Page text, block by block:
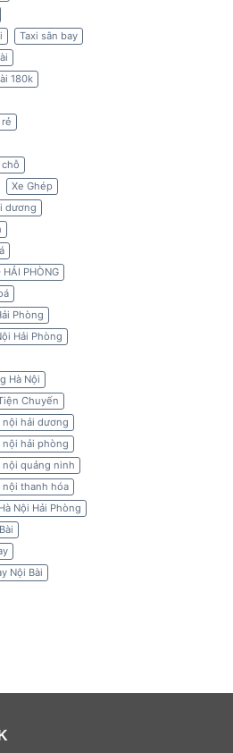
Taxi sân bay
180k
Xe Ghép
dương
PHÒNG
Phòng
Hải Phòng
Hà Nội
Chuyến
hải dương
hải phòng
quảng ninh
thanh hóa
Nội Hải Phòng
Nội Bài